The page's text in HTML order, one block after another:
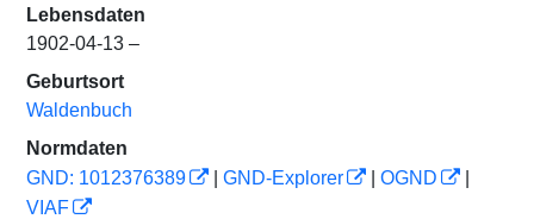
Lebensdaten
1902-04-13 –
Geburtsort
Waldenbuch
Normdaten
GND: 1012376389
GND-Explorer OGND
VIAF